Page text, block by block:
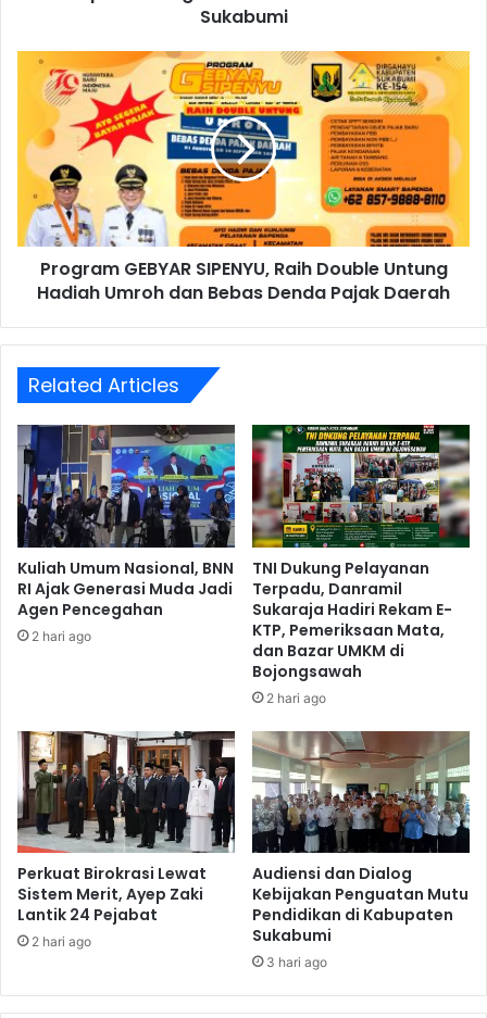
Sukabumi
Program GEBYAR SIPENYU, Raih Double Untung
Hadiah Umroh dan Bebas Denda Pajak Daerah
Related Articles
Kuliah Umum Nasional, BNN
RI Ajak Generasi Muda Jadi
Agen Pencegahan
2 hari ago
TNI Dukung Pelayanan
Terpadu, Danramil
Sukaraja Hadiri Rekam E-
KTP, Pemeriksaan Mata,
dan Bazar UMKM di
Bojongsawah
2 hari ago
Perkuat Birokrasi Lewat
Sistem Merit, Ayep Zaki
Lantik 24 Pejabat
2 hari ago
Audiensi dan Dialog
Kebijakan Penguatan Mutu
Pendidikan di Kabupaten
Sukabumi
3 hari ago